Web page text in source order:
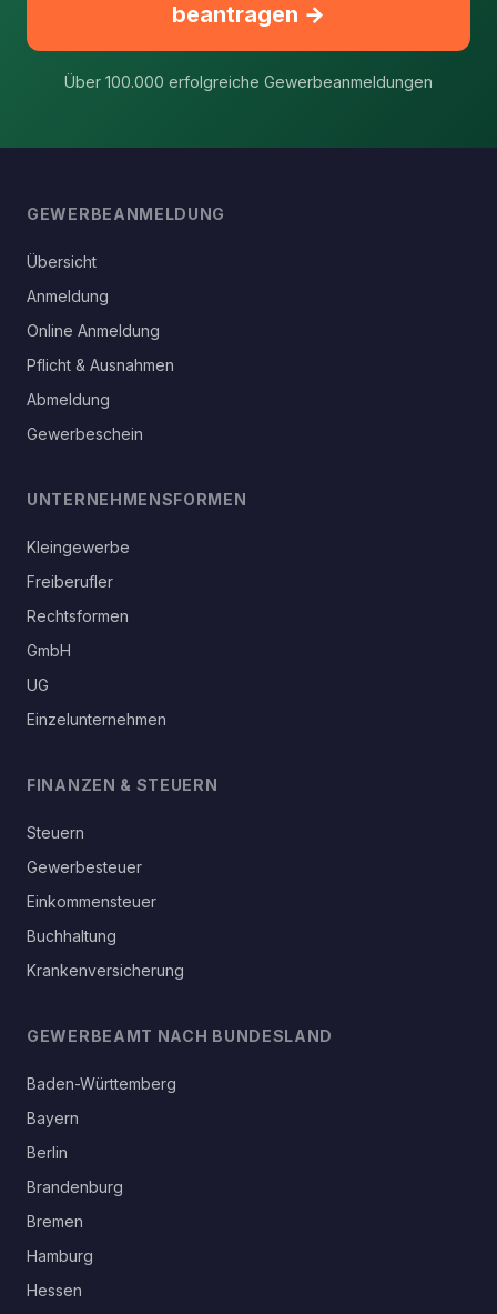
beantragen →
Über 100.000 erfolgreiche Gewerbeanmeldungen
GEWERBEANMELDUNG
Übersicht
Anmeldung
Online Anmeldung
Pflicht & Ausnahmen
Abmeldung
Gewerbeschein
UNTERNEHMENSFORMEN
Kleingewerbe
Freiberufler
Rechtsformen
GmbH
UG
Einzelunternehmen
FINANZEN & STEUERN
Steuern
Gewerbesteuer
Einkommensteuer
Buchhaltung
Krankenversicherung
GEWERBEAMT NACH BUNDESLAND
Baden-Württemberg
Bayern
Berlin
Brandenburg
Bremen
Hamburg
Hessen